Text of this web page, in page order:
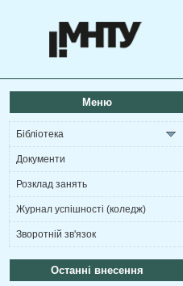
Меню
Бібліотека
Документи
Розклад занять
Журнал успішності (коледж)
Зворотній зв'язок
Останні внесення